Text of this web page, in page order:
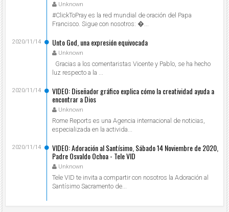
Unknown
#ClickToPray es la red mundial de oración del Papa
Francisco. Sigue con nosotros: ...
Unto God, una expresión equivocada
Unknown
2020/11/14
Gracias a los comentaristas Vicente y Pablo, se ha hecho
luz respecto a la ...
VIDEO: Diseñador gráfico explica cómo la creatividad ayuda a
encontrar a Dios
Unknown
2020/11/14
Rome Reports es una Agencia internacional de noticias,
especializada en la activida...
VIDEO: Adoración al Santísimo, Sábado 14 Noviembre de 2020,
Padre Osvaldo Ochoa - Tele VID
Unknown
2020/11/14
Tele VID te invita a compartir con nosotros la Adoración al
Santísimo Sacramento de...